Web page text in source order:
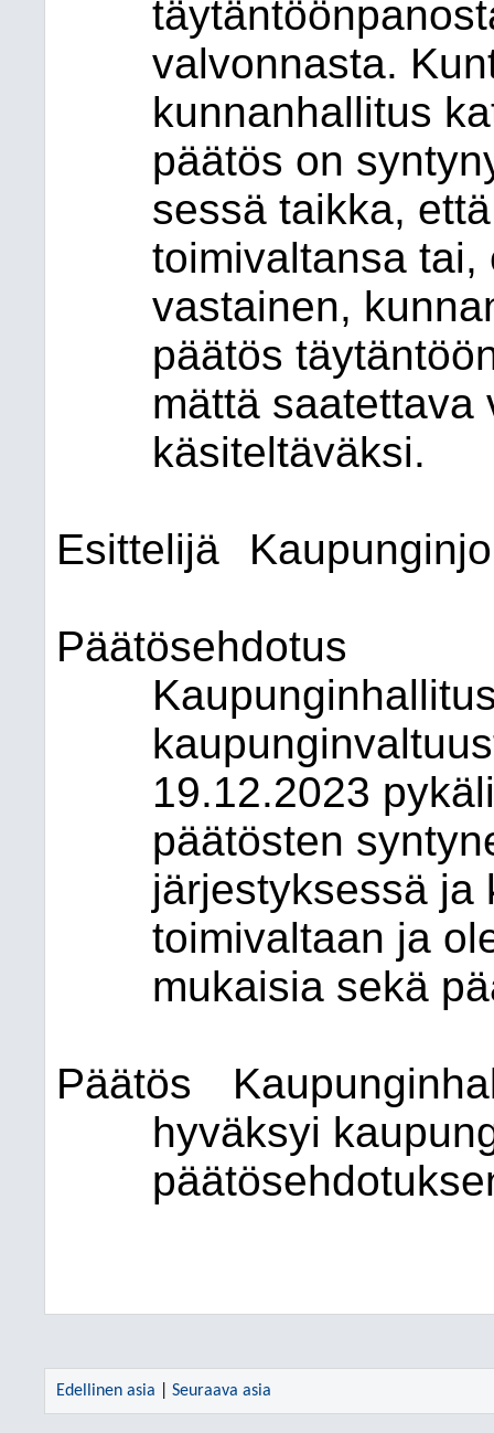
täytäntöönpanos
valvonnasta.
kunnanhallitus
päätös on
sessä taikka,
toimivaltansa tai,
vastainen,
päätös
mättä saatettava
käsiteltäväksi.
Esittelijä
Päätösehdotus
19.12.2023
päätösten
järjestyksessä ja
toimivaltaan ja
mukaisia sekä
Päätös
hyväksyi
Edellinen asia Seuraava asia